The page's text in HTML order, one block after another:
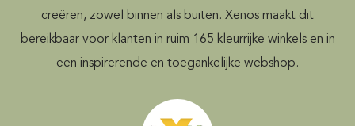
creëren, zowel binnen als buiten. Xenos maakt dit
bereikbaar voor klanten in ruim 165 kleurrijke winkels en in
een inspirerende en toegankelijke webshop.